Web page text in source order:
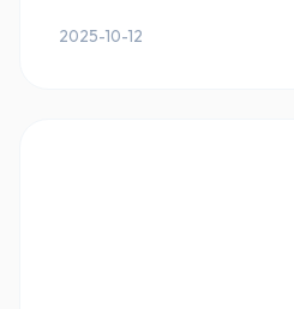
2025-10-12